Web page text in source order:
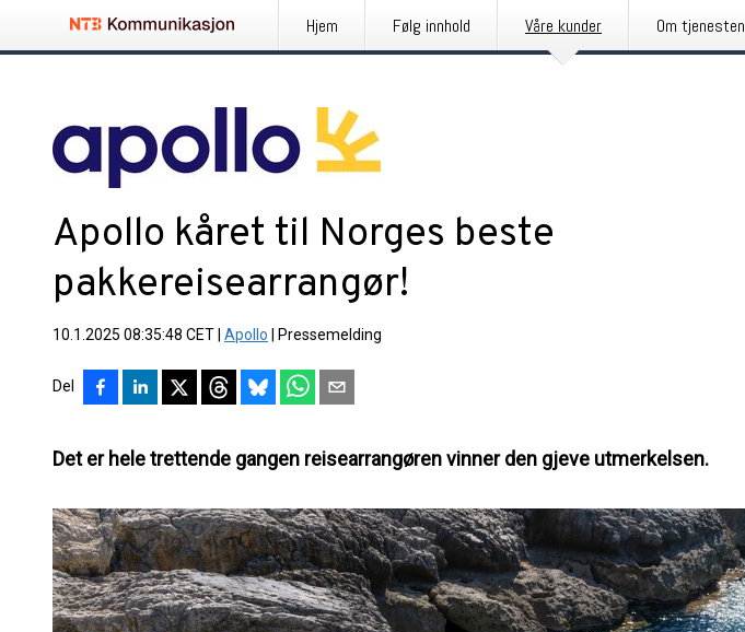
Hjem Følg innhold Våre kunder Om tjenesten
Apollo kåret til Norges beste
pakkereisearrangør!
10.1.2025 08:35:48 CET Apollo Pressemelding
Del
Det er hele trettende gangen reisearrangøren vinner den gjeve utmerkelsen.